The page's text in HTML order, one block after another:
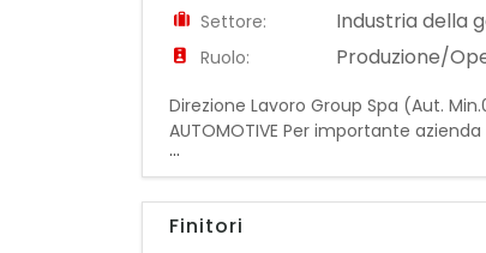
Settore: Industria della
Ruolo: Produzione/
Direzione Lavoro Group Spa (Aut.
AUTOMOTIVE Per importante
all'interno del reparto produttivo. La
...
Finitori